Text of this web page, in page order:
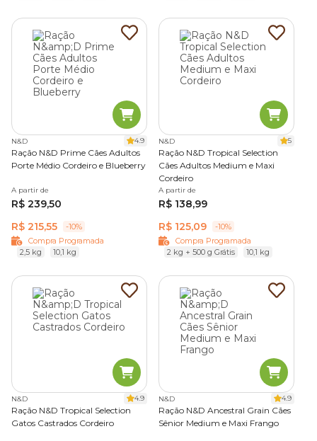
N&D 4.9
Ração N&D Prime Cães Adultos
Porte Médio Cordeiro e Blueberry
A partir de
R$ 239,50
R$ 215,55
-10%
Compra Programada
2,5 kg
10,1 kg
N&D 5
Ração N&D Tropical Selection
Cães Adultos Medium e Maxi
Cordeiro
A partir de
R$ 138,99
R$ 125,09
-10%
Compra Programada
2 kg + 500 g Grátis
10,1 kg
N&D 4.9
Ração N&D Tropical Selection
Gatos Castrados Cordeiro
N&D 4.9
Ração N&D Ancestral Grain Cães
Sênior Medium e Maxi Frango